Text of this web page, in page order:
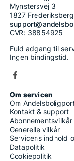
Mynstersvej 3
1827
CVR: 38854925
Fuld adgang til
Ingen bindingstid.
Om servicen
Om
Kontakt & support
Abonnementsvilkår
Generelle vilkår
Servicens indhold
Datapolitik
Cookiepolitik